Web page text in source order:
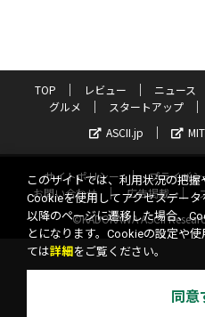
TOP レビュー ニュース
グルメ
スタートアップ
ASCII.jp
サイトポリシー プライバ
お問い合わせ
広告掲載
©KADOKAWA ASCII
このサイトでは、利用状況の把握
Cookieを使用してアクセスデー
以降のページに遷移した場合、
とになります。Cookieの設定や
ては詳細 をご覧ください。
同意